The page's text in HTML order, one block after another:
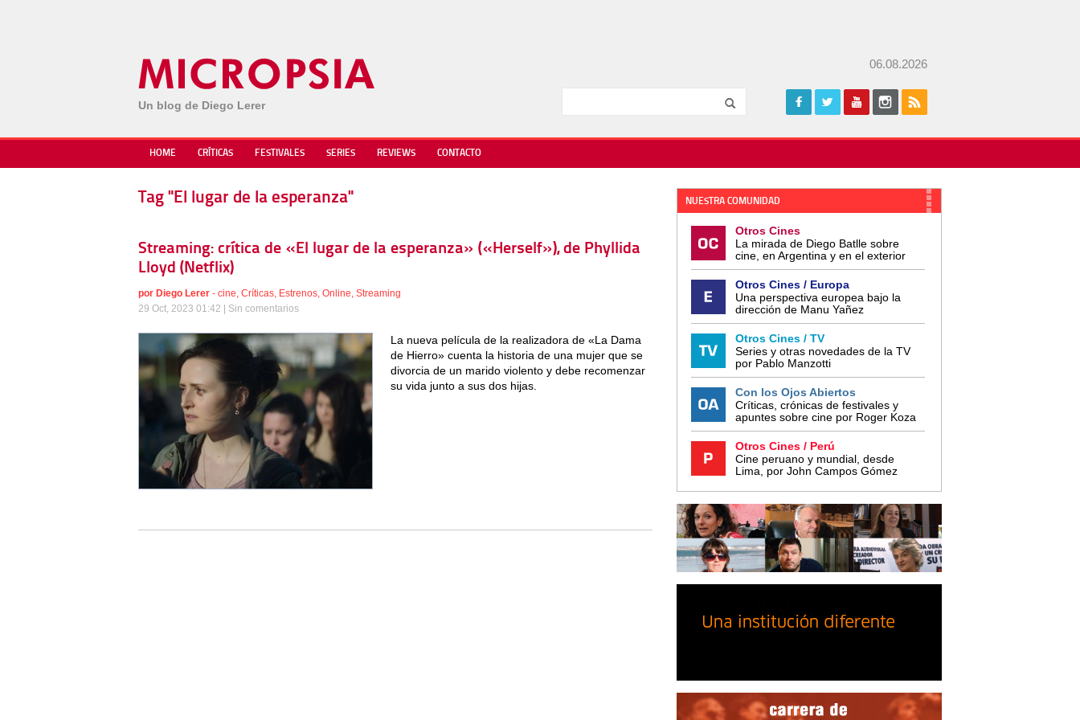
Un blog de Diego Lerer
06.08.2026
HOME CRÍTICAS FESTIVALES SERIES REVIEWS CONTACTO
Tag "El lugar de la esperanza"
Streaming: crítica de «El lugar de la esperanza» («Herself»), de Phyllida
Lloyd (Netflix)
por Diego Lerer - cine, Críticas, Estrenos, Online, Streaming
29 Oct, 2023 01:42 | Sin comentarios
La nueva película de la realizadora de «La Dama
de Hierro» cuenta la historia de una mujer que se
divorcia de un marido violento y debe recomenzar
su vida junto a sus dos hijas.
NUESTRA COMUNIDAD
Otros Cines
La mirada de Diego Batlle sobre
cine, en Argentina y en el exterior
Otros Cines / Europa
Una perspectiva europea bajo la
dirección de Manu Yañez
Otros Cines / TV
Series y otras novedades de la TV
por Pablo Manzotti
Con los Ojos Abiertos
Críticas, crónicas de festivales y
apuntes sobre cine por Roger Koza
Otros Cines / Perú
Cine peruano y mundial, desde
Lima, por John Campos Gómez